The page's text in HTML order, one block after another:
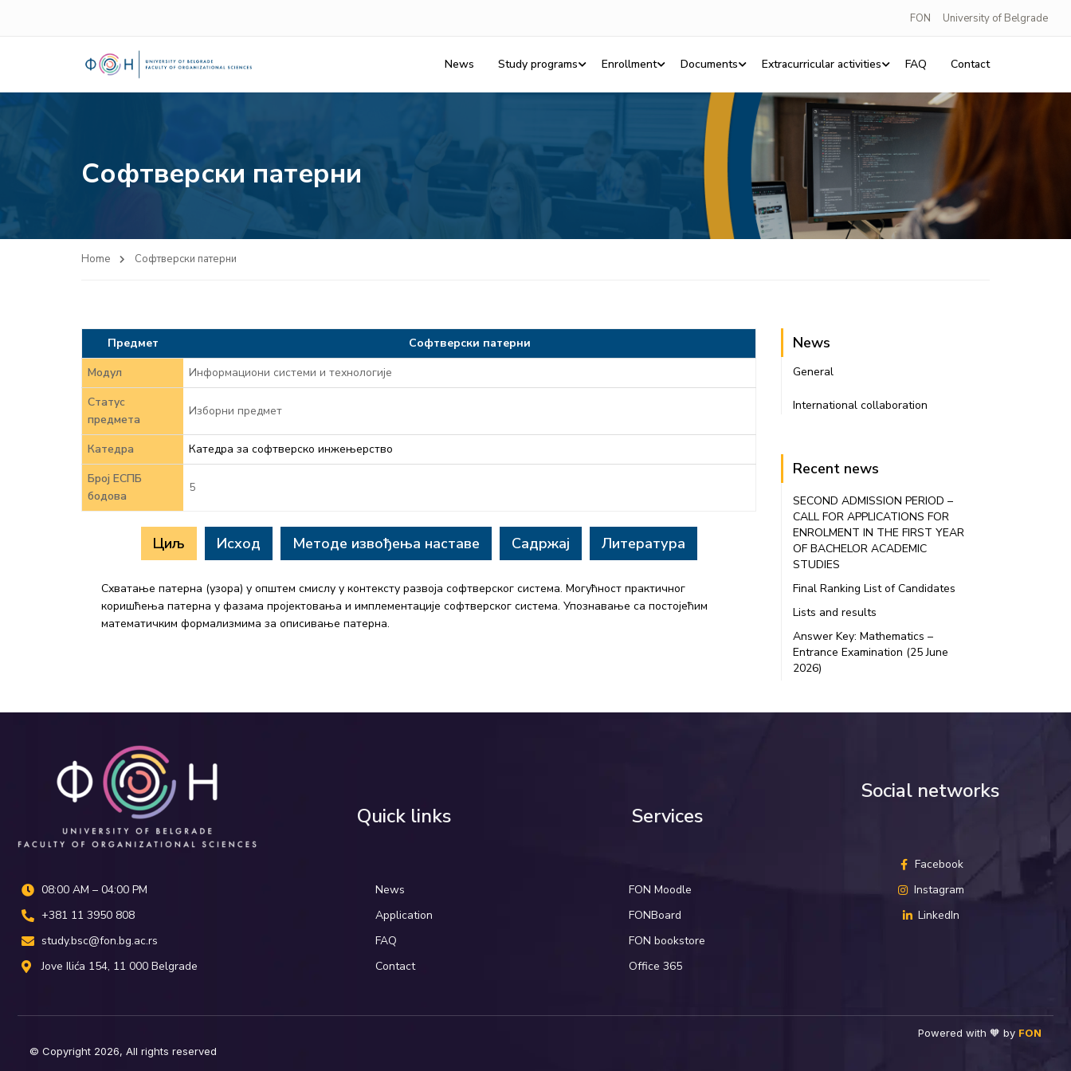
FON University of Belgrade
News Study programs Enrollment Documents Extracurricular activities FAQ Contact
Софтверски патерни
Home Софтверски патерни
Предмет
Софтверски патерни
Модул
Информациони системи и технологије
Статус
предмета
Изборни предмет
Катедра
Катедра за софтверско инжењерство
Број ЕСПБ
бодова
5
Циљ Исход Методе извођења наставе Садржај Литература
Схватање патерна (узора) у општем смислу у контексту развоја софтверског система. Могућност практичног
коришћења патерна у фазама пројектовања и имплементације софтверског система. Упознавање са постојећим
математичким формализмима за описивање патерна.
News
General
International collaboration
Recent news
SECOND ADMISSION PERIOD –
CALL FOR APPLICATIONS FOR
ENROLMENT IN THE FIRST YEAR
OF BACHELOR ACADEMIC
STUDIES
Final Ranking List of Candidates
Lists and results
Answer Key: Mathematics –
Entrance Examination (25 June
2026)
08:00 AM – 04:00 PM
+381 11 3950 808
study.bsc@fon.bg.ac.rs
Јove Ilića 154, 11 000 Belgrade
Quick links
News
Application
FAQ
Contact
Services
FON Moodle
FONBoard
FON bookstore
Office 365
Social networks
Facebook
Instagram
LinkedIn
Powered with 🧡 by FON
© Copyright 2026, All rights reserved